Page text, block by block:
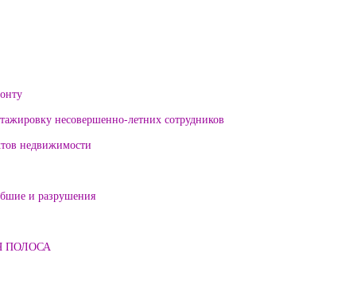
несовершенно-летних сотрудников
недвижимости
и разрушения
ПОЛОСА